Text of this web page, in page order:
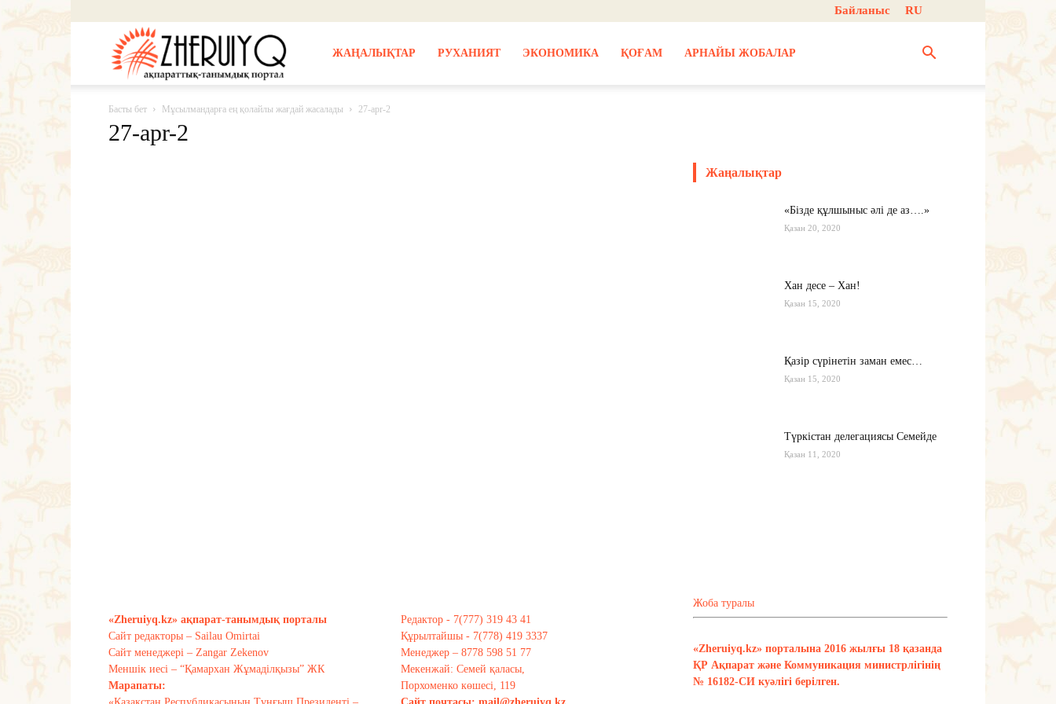
Байланыс RU
ЖАҢАЛЫҚТАР РУХАНИЯТ ЭКОНОМИКА ҚОҒАМ АРНАЙЫ ЖОБАЛАР
Басты бет Мұсылмандарға ең қолайлы жағдай жасалады 27-apr-2
27-apr-2
Жаңалықтар
«Бізде құлшыныс әлі де аз….»
Қазан 20, 2020
Хан десе – Хан!
Қазан 15, 2020
Қазір сүрінетін заман емес…
Қазан 15, 2020
Түркістан делегациясы Семейде
Қазан 11, 2020
«Zheruiyq.kz» ақпарат-танымдық порталы
Сайт редакторы – Sailau Omirtai
Сайт менеджері – Zangar Zekenov
Меншік иесі – “Қамархан Жұмаділқызы” ЖК
Марапаты:
Редактор - 7(777) 319 43 41
Құрылтайшы - 7(778) 419 3337
Менеджер – 8778 598 51 77
Мекенжай: Семей қаласы,
Порхоменко көшесі, 119
Жоба туралы
«Zheruiyq.kz» порталына 2016 жылғы 18 қазанда
ҚР Ақпарат және Коммуникация министрлігінің
№ 16182-СИ куәлігі берілген.